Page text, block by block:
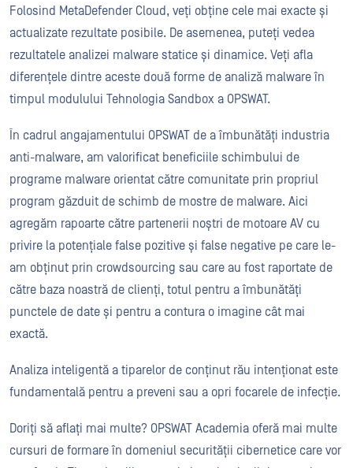
Folosind MetaDefender Cloud, veți obține cele mai exacte și
actualizate rezultate posibile. De asemenea, puteți vedea
rezultatele analizei malware statice și dinamice. Veți afla
diferențele dintre aceste două forme de analiză malware în
timpul modulului Tehnologia Sandbox a OPSWAT.
În cadrul angajamentului OPSWAT de a îmbunătăți industria
anti-malware, am valorificat beneficiile schimbului de
programe malware orientat către comunitate prin propriul
program găzduit de schimb de mostre de malware. Aici
agregăm rapoarte către partenerii noștri de motoare AV cu
privire la potențiale false pozitive și false negative pe care le-
am obținut prin crowdsourcing sau care au fost raportate de
către baza noastră de clienți, totul pentru a îmbunătăți
punctele de date și pentru a contura o imagine cât mai
exactă.
Analiza inteligentă a tiparelor de conținut rău intenționat este
fundamentală pentru a preveni sau a opri focarele de infecție.
Doriți să aflați mai multe? OPSWAT Academia oferă mai multe
cursuri de formare în domeniul securității cibernetice care vor